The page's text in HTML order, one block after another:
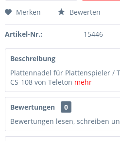
Merken Bewerten
Artikel-Nr.: 15446
Beschreibung
Plattennadel für Plattenspieler /
CS-108 von Teleton mehr
Bewertungen
0
Bewertungen lesen, schreiben